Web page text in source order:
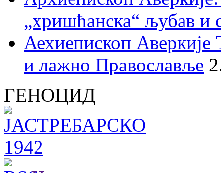
„хришћанска“ љубав и
Аехиепископ
и лажно Православље
ГЕНОЦИД